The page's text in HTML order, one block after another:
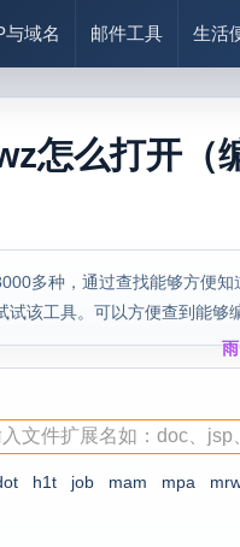
与域名 邮件工具 生活
怎么打开（
多种，通过查找能够方便
该工具。可以方便查到能够
h1t job mam mpa